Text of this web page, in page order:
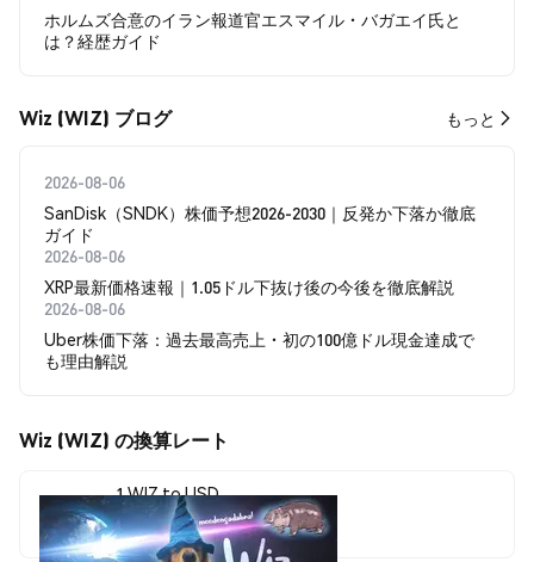
ホルムズ合意のイラン報道官エスマイル・バガエイ氏と
は？経歴ガイド
Wiz (WIZ) ブログ もっと
2026-08-06
SanDisk（SNDK）株価予想2026-2030｜反発か下落か徹底
ガイド
2026-08-06
XRP最新価格速報｜1.05ドル下抜け後の今後を徹底解説
2026-08-06
Uber株価下落：過去最高売上・初の100億ドル現金達成で
も理由解説
Wiz (WIZ) の換算レート
1 WIZ to USD
$0.00000616